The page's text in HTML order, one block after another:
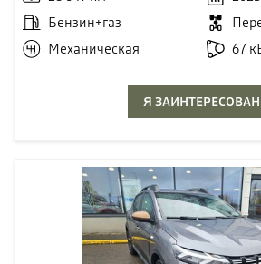
Бензин+газ
Механическая
67
Я